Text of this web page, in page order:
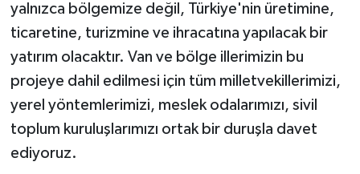
yalnızca bölgemize değil, Türkiye'nin üretimine,
ticaretine, turizmine ve ihracatına yapılacak bir
yatırım olacaktır. Van ve bölge illerimizin bu
projeye dahil edilmesi için tüm milletvekillerimizi,
yerel yöntemlerimizi, meslek odalarımızı, sivil
toplum kuruluşlarımızı ortak bir duruşla davet
ediyoruz.